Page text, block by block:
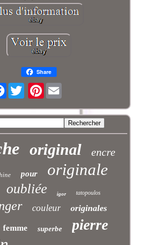
Share
Facebook Pinterest
original encre
pour originale
oubliée igor tatopoulos
couleur originales
femme superbe pierre